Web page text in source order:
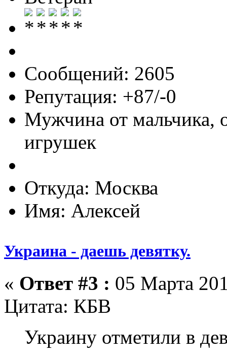
Сообщений: 2605
Репутация: +87/-0
Мужчина от мальчика,
игрушек
Откуда: Москва
Имя: Алексей
Украина - даешь девятку.
« Ответ #3 : 05 Марта
Цитата: КБВ
Украину отметили в